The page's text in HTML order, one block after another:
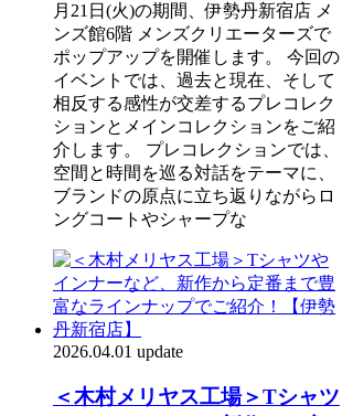
月21日(火)の期間、伊勢丹新宿店 メ
ンズ館6階 メンズクリエーターズで
ポップアップを開催します。 今回の
イベントでは、過去と現在、そして
相反する感性が交差するプレコレク
ションとメインコレクションをご紹
介します。 プレコレクションでは、
空間と時間を巡る対話をテーマに、
ブランドの原点に立ち返りながらロ
ングコートやシャープな
2026.04.01 update
＜木村メリヤス工場＞Tシャツ